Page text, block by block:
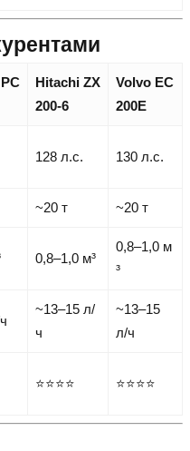
Hitachi ZX
200-6
Volvo EC
200E
128 л.с. 130 л.с.
~20 т ~20 т
0,8–1,0 м³
0,8–1,0 м
³
~13–15 л/
ч
~13–15
л/ч
⭐⭐⭐⭐ ⭐⭐⭐⭐